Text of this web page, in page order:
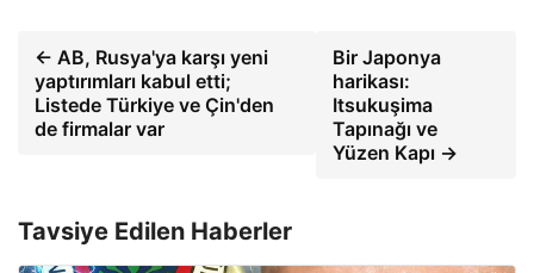
← AB, Rusya'ya karşı yeni
yaptırımları kabul etti;
Listede Türkiye ve Çin'den
de firmalar var
Bir Japonya
harikası:
Itsukuşima
Tapınağı ve
Yüzen Kapı →
Tavsiye Edilen Haberler